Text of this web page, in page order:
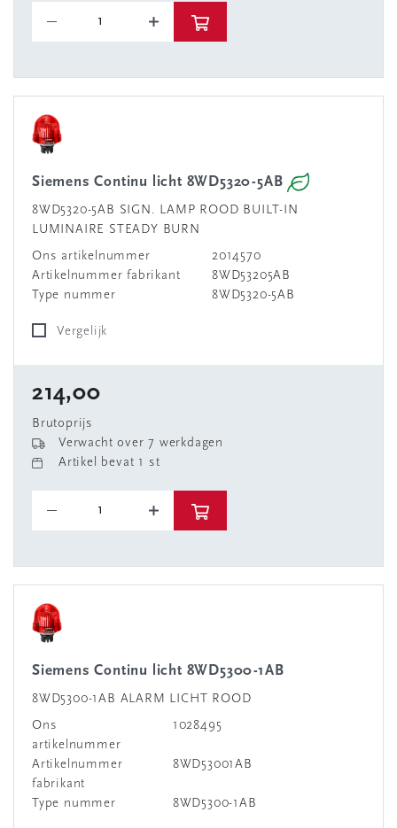
Siemens Continu licht 8WD5320-5AB
8WD5320-5AB SIGN. LAMP ROOD BUILT-IN
LUMINAIRE STEADY BURN
Ons artikelnummer
2014570
Artikelnummer fabrikant
8WD53205AB
Type nummer
8WD5320-5AB
Vergelijk
214,00
Brutoprijs
Verwacht over 7 werkdagen
Artikel bevat 1 st
Siemens Continu licht 8WD5300-1AB
8WD5300-1AB ALARM LICHT ROOD
Ons
artikelnummer
1028495
Artikelnummer
fabrikant
8WD53001AB
Type nummer 8WD5300-1AB